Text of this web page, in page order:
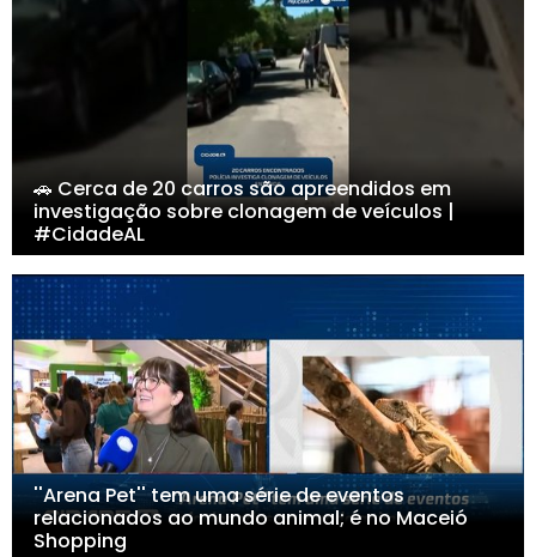
🚗 Cerca de 20 carros são apreendidos em
investigação sobre clonagem de veículos |
#CidadeAL
''Arena Pet'' tem uma série de eventos
relacionados ao mundo animal; é no Maceió
Shopping